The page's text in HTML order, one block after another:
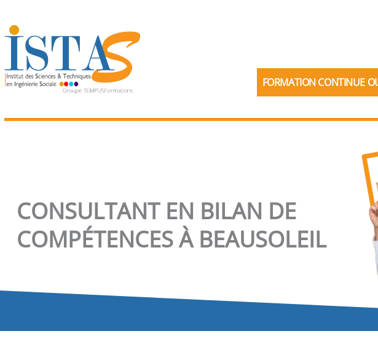
au
contenu
FORMATION CONTINUE
CONSULTANT EN BILAN DE
COMPÉTENCES À BEAUSOLEIL